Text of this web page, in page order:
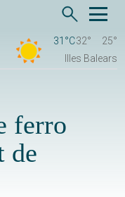
31°C32°
25°
Illes Balears
ferro
de